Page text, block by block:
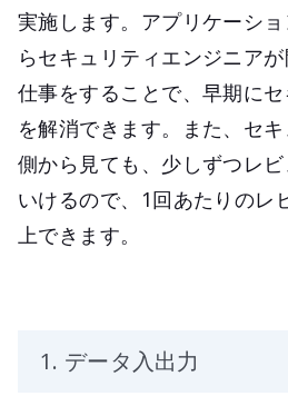
実施します。アプリケーシ
らセキュリティエンジニア
仕事をすることで、早期に
を解消できます。また、セ
側から見ても、少しずつレ
いけるので、1回あたりのレ
上できます。
1. データ入出力